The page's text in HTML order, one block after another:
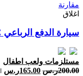
مقارنة
اغلاق
سيارة الدفع الرباعي RC
مستلزمات ولعب اطفال
200.00ر.س 165.00ر.س